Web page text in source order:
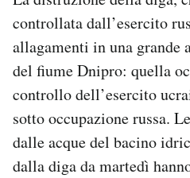
controllata dall’esercito
allagamenti in una grande
del fiume Dnipro: quella
controllo dell’esercito
sotto occupazione russa.
dalle acque del bacino
dalla diga da martedì